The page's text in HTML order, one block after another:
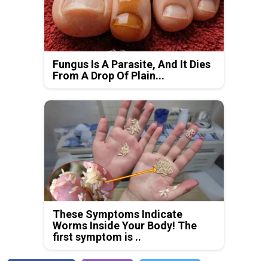
Fungus Is A Parasite, And It Dies
From A Drop Of Plain...
These Symptoms Indicate
Worms Inside Your Body! The
first symptom is ..